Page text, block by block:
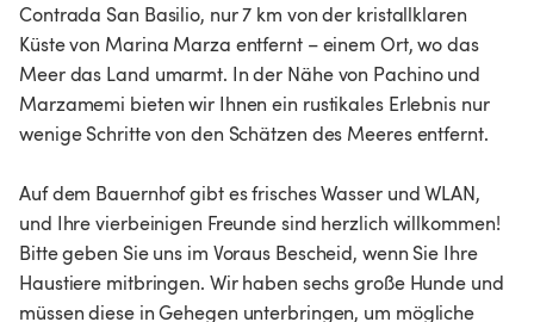
Contrada San Basilio, nur 7 km von der kristallklaren
Küste von Marina Marza entfernt – einem Ort, wo das
Meer das Land umarmt. In der Nähe von Pachino und
Marzamemi bieten wir Ihnen ein rustikales Erlebnis nur
wenige Schritte von den Schätzen des Meeres entfernt.
Auf dem Bauernhof gibt es frisches Wasser und WLAN,
und Ihre vierbeinigen Freunde sind herzlich willkommen!
Bitte geben Sie uns im Voraus Bescheid, wenn Sie Ihre
Haustiere mitbringen. Wir haben sechs große Hunde und
müssen diese in Gehegen unterbringen, um mögliche